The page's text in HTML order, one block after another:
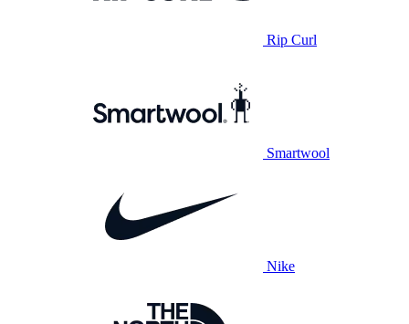
Rip Curl
Smartwool
Nike